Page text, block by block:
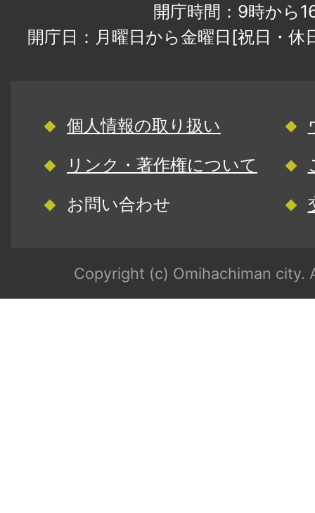
開庁時間：9時から
開庁日：月曜日から金曜日[祝日・
個人情報の取り扱い
リンク・著作権について
お問い合わせ
Copyright (c) Omihachiman city.